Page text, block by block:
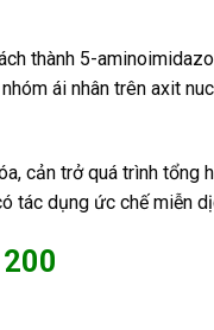
thành 5-
ái nhân trên axit
cản trở quá trình tổng
tác dụng ức chế miễn